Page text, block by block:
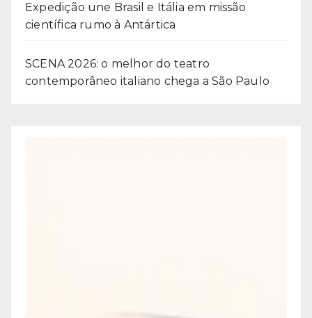
Expedição une Brasil e Itália em missão
científica rumo à Antártica
SCENA 2026: o melhor do teatro
contemporâneo italiano chega a São Paulo